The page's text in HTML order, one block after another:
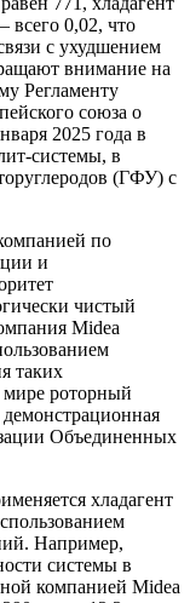
0,02, что
с ухудшением
внимание на
Регламенту
союза о
2025 года в
системы, в
(ГФУ) с
по
и
чистый
Midea
таких
мире роторный
Объединенных
хладагент
Например,
системы в
компанией Midea